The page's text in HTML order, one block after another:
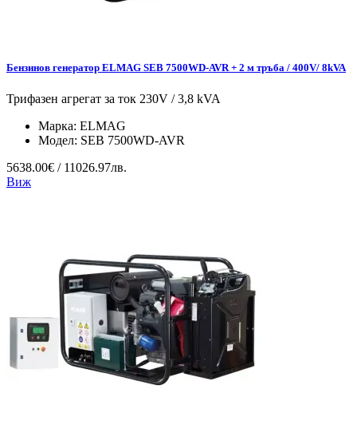
Бензинов генератор ELMAG SEB 7500WD-AVR + 2 м тръба / 400V/ 8kVA
Трифазен агрегат за ток 230V / 3,8 kVA
Марка: ELMAG
Модел: SEB 7500WD-AVR
5638.00€ / 11026.97лв.
Виж